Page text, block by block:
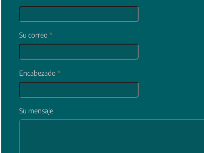
Su correo *
Encabezado *
Su mensaje